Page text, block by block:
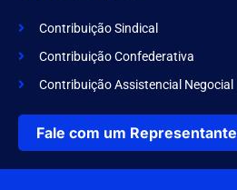
Contribuição Sindical
Contribuição Confederativa
Contribuição Assistencial Negocial
Fale com um Representante